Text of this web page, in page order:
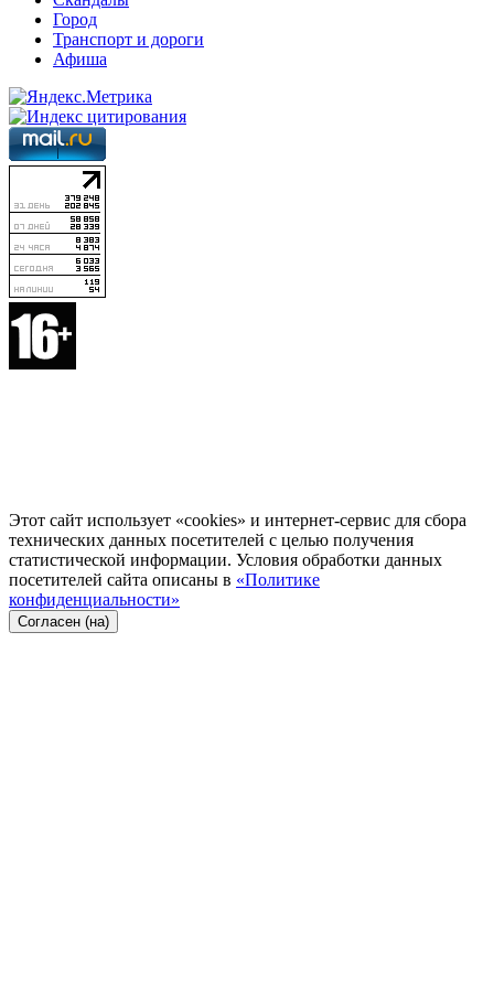
Город
Транспорт и дороги
Афиша
Этот сайт использует «cookies» и интернет-сервис для сбора
технических данных посетителей с целью получения
статистической информации. Условия обработки данных
посетителей сайта описаны в «Политике
конфиденциальности»
Согласен (на)